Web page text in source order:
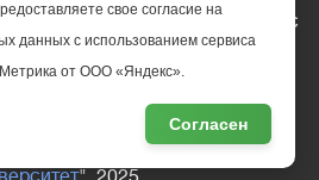
газеты допускается только c
разрешения редакции
педагогов» обязательна.
образовательный центр
и переподготовки "Мой
свое согласие на
данных с использованием сервиса
от ООО «Яндекс».
Согласен